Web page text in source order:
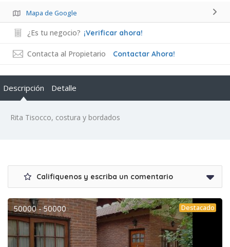
Mapa de Google
¿Es tu negocio? ¡Verificar ahora!
Contacta al Propietario Contactar Ahora!
Descripción Detalle
Rita Tisocco, costura y bordados
Califiquenos y escriba un comentario
50000 - 50000 Destacado